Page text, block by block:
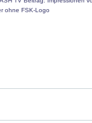
ohne FSK-Logo